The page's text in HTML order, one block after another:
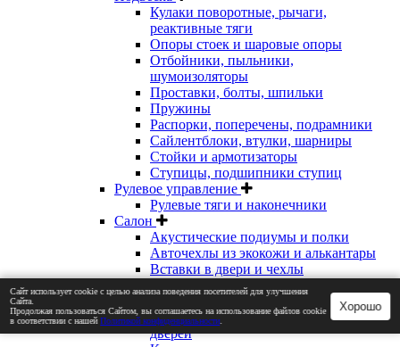
Кулаки поворотные, рычаги,
реактивные тяги
Опоры стоек и шаровые опоры
Отбойники, пыльники,
шумоизоляторы
Проставки, болты, шпильки
Пружины
Распорки, поперечены, подрамники
Сайлентблоки, втулки, шарниры
Стойки и армотизаторы
Ступицы, подшипники ступиц
Рулевое управление
Рулевые тяги и наконечники
Салон
Акустические подиумы и полки
Авточехлы из экокожи и алькантары
Вставки в двери и чехлы
Детали салона в экокоже
Замки, ограничители и доводчики
дверей
Сайт использует cookie с целью анализа поведения посетителей для улучшения
Сайта.
Продолжая пользоваться Сайтом, вы соглашаетесь на использование файлов cookie
в соответствии с нашейПолитикой конфиденциальности.
Хорошо